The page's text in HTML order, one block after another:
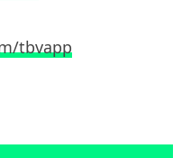
tbvapp